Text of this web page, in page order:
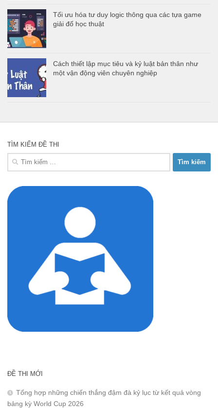
Tối ưu hóa tư duy logic thông qua các tựa game
giải đố học thuật
Cách thiết lập mục tiêu và kỷ luật bản thân như
một vận động viên chuyên nghiệp
TÌM KIẾM ĐỀ THI
Tìm
ĐỀ THI MỚI
Tổng hợp những chiến thắng đậm đà kỷ lục từ kết quả vòng
bảng kỳ World Cup 2026